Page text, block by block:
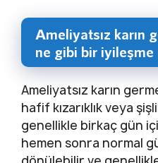
Ameliyatsız karın
ne gibi bir
Ameliyatsız karın
hafif kızarıklık veya
genellikle birkaç gün
hemen sonra normal